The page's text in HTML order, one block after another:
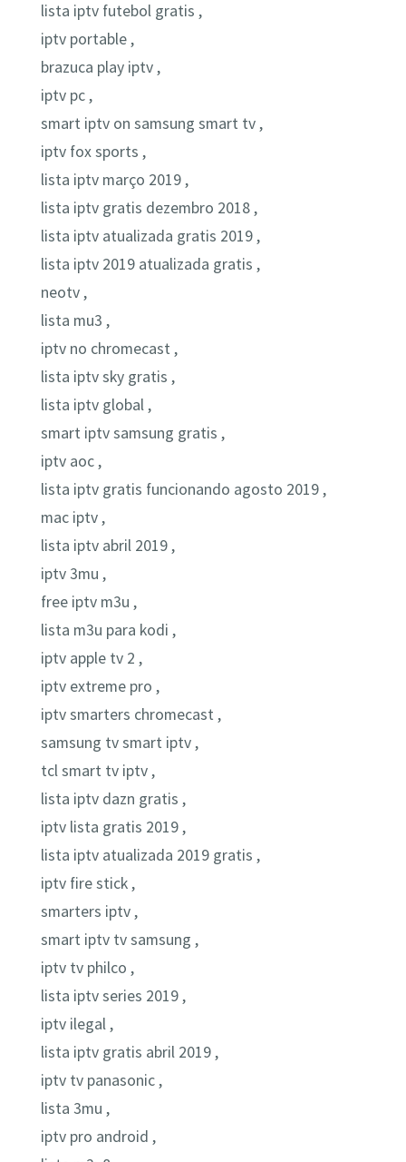
lista iptv futebol gratis ,
iptv portable ,
brazuca play iptv ,
iptv pc ,
smart iptv on samsung smart tv ,
iptv fox sports ,
lista iptv março 2019 ,
lista iptv gratis dezembro 2018 ,
lista iptv atualizada gratis 2019 ,
lista iptv 2019 atualizada gratis ,
neotv ,
lista mu3 ,
iptv no chromecast ,
lista iptv sky gratis ,
lista iptv global ,
smart iptv samsung gratis ,
iptv aoc ,
lista iptv gratis funcionando agosto 2019 ,
mac iptv ,
lista iptv abril 2019 ,
iptv 3mu ,
free iptv m3u ,
lista m3u para kodi ,
iptv apple tv 2 ,
iptv extreme pro ,
iptv smarters chromecast ,
samsung tv smart iptv ,
tcl smart tv iptv ,
lista iptv dazn gratis ,
iptv lista gratis 2019 ,
lista iptv atualizada 2019 gratis ,
iptv fire stick ,
smarters iptv ,
smart iptv tv samsung ,
iptv tv philco ,
lista iptv series 2019 ,
iptv ilegal ,
lista iptv gratis abril 2019 ,
iptv tv panasonic ,
lista 3mu ,
iptv pro android ,